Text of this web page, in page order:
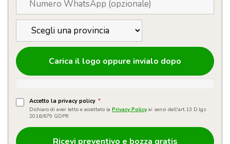
Carica il logo oppure invialo dopo
Accetto la privacy policy *
Dichiaro di aver letto e accettato la Privacy Policy ai sensi dell'art.13 D.lgs
2016/679 GDPR